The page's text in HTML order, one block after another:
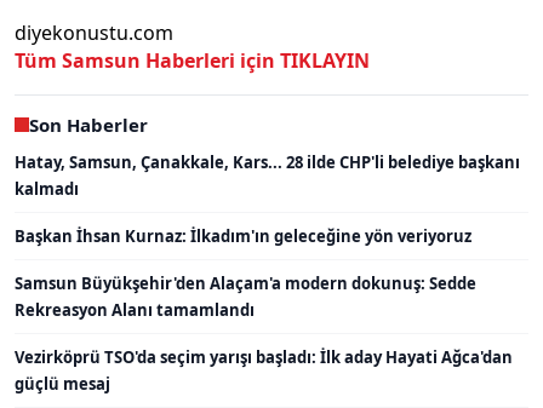
diyekonustu.com
Tüm Samsun Haberleri için TIKLAYIN
Son Haberler
Hatay, Samsun, Çanakkale, Kars... 28 ilde CHP'li belediye başkanı
kalmadı
Başkan İhsan Kurnaz: İlkadım'ın geleceğine yön veriyoruz
Samsun Büyükşehir'den Alaçam'a modern dokunuş: Sedde
Rekreasyon Alanı tamamlandı
Vezirköprü TSO'da seçim yarışı başladı: İlk aday Hayati Ağca'dan
güçlü mesaj